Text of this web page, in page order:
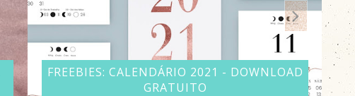
FREEBIES: CALENDÁRIO 2021 - DOWNLOAD
GRATUITO